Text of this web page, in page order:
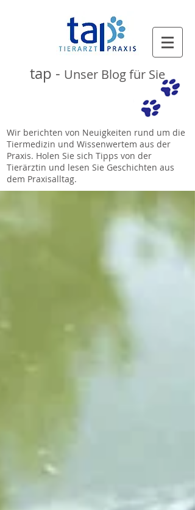
tap - Unser Blog für Sie
Wir berichten von Neuigkeiten rund um die
Tiermedizin und Wissenwertem aus der
Praxis. Holen Sie sich Tipps von der
Tierärztin und lesen Sie Geschichten aus
dem Praxisalltag.